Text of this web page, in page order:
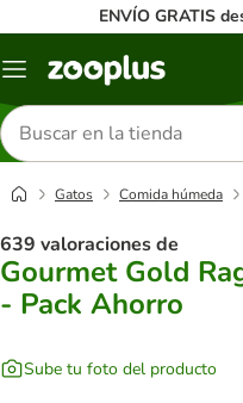
ENVÍO GRATIS
Menú
Buscar
productos
Gatos Comida húmeda
639 valoraciones de
Gourmet Gold
- Pack Ahorro
Sube tu foto del producto